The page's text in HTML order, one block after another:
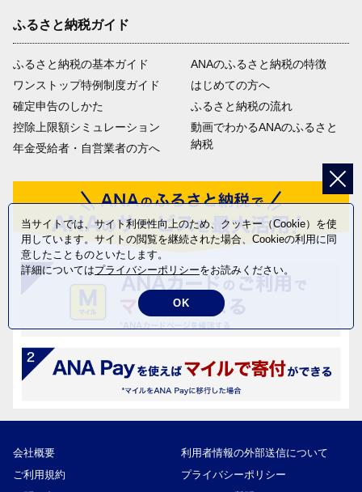
ふるさと納税ガイド
ふるさと納税の基本ガイド
ワンストップ特例制度ガイド
確定申告のしかた
控除上限額シミュレーション
年金受給者・自営業者の方へ
ANAのふるさと納税の特徴
はじめての方へ
ふるさと納税の流れ
動画でわかるANAのふるさと
納税
会社概要
利用者情報の外部送信について
ご利用規約
プライバシーポリシー
当サイトでは、サイト利便性向上のため、クッキー（Cookie）を使
用しています。サイトの閲覧を継続された場合、Cookieの利用に同
意したことものといたします。
詳細についてはプライバシーポリシーをお読みください。
OK